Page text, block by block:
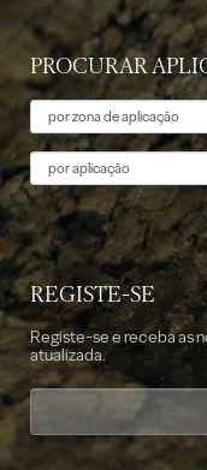
PROCURAR
Tema
Aplicação
REGISTE-SE
Registe-se e receba as
atualizada.